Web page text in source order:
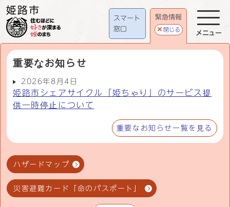
スマート
窓口
緊急情報
閉じる
重要なお知らせ
2026年8月4日
姫路市シェアサイクル「姫ちゃり」のサービス提
供一時停止について
重要なお知らせ一覧を見る
ハザードマップ
災害避難カード「命のパスポート」
メニュー